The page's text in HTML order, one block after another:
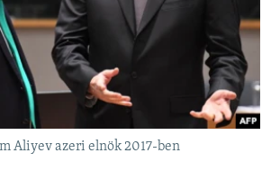
Aliyev azeri elnök 2017-ben